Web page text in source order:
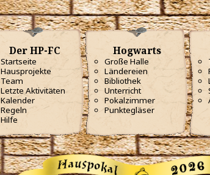
Der HP-FC
Startseite
Hausprojekte
Team
Letzte Aktivitäten
Kalender
Regeln
Hilfe
Hogwarts
Große Halle
Ländereien
Bibliothek
Unterricht
Pokalzimmer
Punktegläser